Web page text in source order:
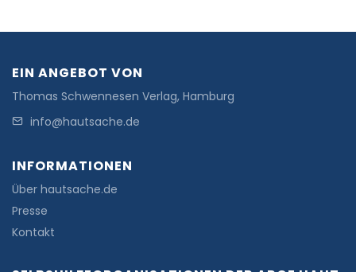
EIN ANGEBOT VON
Thomas Schwennesen Verlag, Hamburg
info@hautsache.de
INFORMATIONEN
Über hautsache.de
Presse
Kontakt